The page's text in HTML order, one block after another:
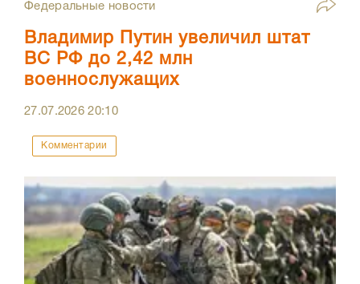
Федеральные новости
Владимир Путин увеличил штат
ВС РФ до 2,42 млн
военнослужащих
27.07.202620:10
Комментарии